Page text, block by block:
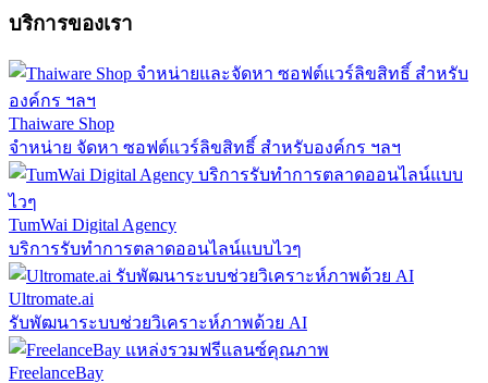
บริการของเรา
Thaiware Shop
จำหน่าย จัดหา ซอฟต์แวร์ลิขสิทธิ์ สำหรับองค์กร ฯลฯ
TumWai Digital Agency
บริการรับทำการตลาดออนไลน์แบบไวๆ
Ultromate.ai
รับพัฒนาระบบช่วยวิเคราะห์ภาพด้วย AI
FreelanceBay